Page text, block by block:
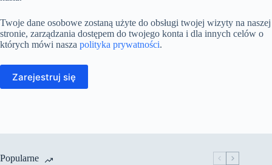
Twoje dane osobowe zostaną użyte do obsługi twojej wizyty na naszej
stronie, zarządzania dostępem do twojego konta i dla innych celów o
których mówi nasza polityka prywatności.
Zarejestruj się
Popularne